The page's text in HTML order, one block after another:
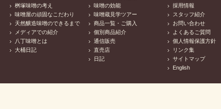
桝塚味噌の考え
味噌屋の頑固なこだわり
天然醸造味噌のできるまで
メディアでの紹介
八丁味噌とは
大桶日記
味噌の効能
味噌蔵見学ツアー
商品一覧・ご購入
個別商品紹介
通信販売
直売店
日記
採用情報
スタッフ紹介
お問い合わせ
よくあるご質問
個人情報保護方針
リンク集
サイトマップ
English